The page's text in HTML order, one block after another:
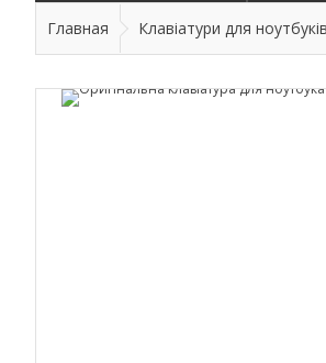
Главная Клавіатури для ноутбуків